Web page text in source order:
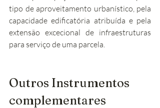
tipo de aproveitamento urbanístico, pela
capacidade edificatória atribuída e pela
extensão excecional de infraestruturas
para serviço de uma parcela.
Outros Instrumentos
complementares